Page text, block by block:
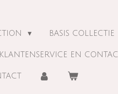
BASIS COLLECTIE
KLANTENSERVICE EN